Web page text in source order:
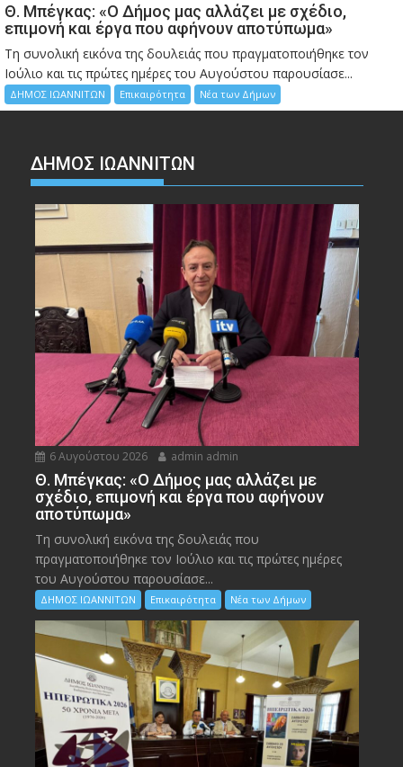
Θ. Μπέγκας: «Ο Δήμος μας αλλάζει με σχέδιο,
επιμονή και έργα που αφήνουν αποτύπωμα»
Τη συνολική εικόνα της δουλειάς που πραγματοποιήθηκε τον
Ιούλιο και τις πρώτες ημέρες του Αυγούστου παρουσίασε...
ΔΗΜΟΣ ΙΩΑΝΝΙΤΩΝ Επικαιρότητα Νέα των Δήμων
ΔΗΜΟΣ ΙΩΑΝΝΙΤΩΝ
6 Αυγούστου 2026 admin admin
Θ. Μπέγκας: «Ο Δήμος μας αλλάζει με
σχέδιο, επιμονή και έργα που αφήνουν
αποτύπωμα»
Τη συνολική εικόνα της δουλειάς που
πραγματοποιήθηκε τον Ιούλιο και τις πρώτες ημέρες
του Αυγούστου παρουσίασε...
ΔΗΜΟΣ ΙΩΑΝΝΙΤΩΝ Επικαιρότητα Νέα των Δήμων